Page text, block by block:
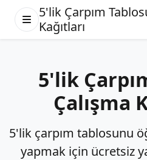
5'lik Çarpım
Kağıtları
5'lik
Çalışma
5'lik çarpım tablosunu
yapmak için ücretsiz